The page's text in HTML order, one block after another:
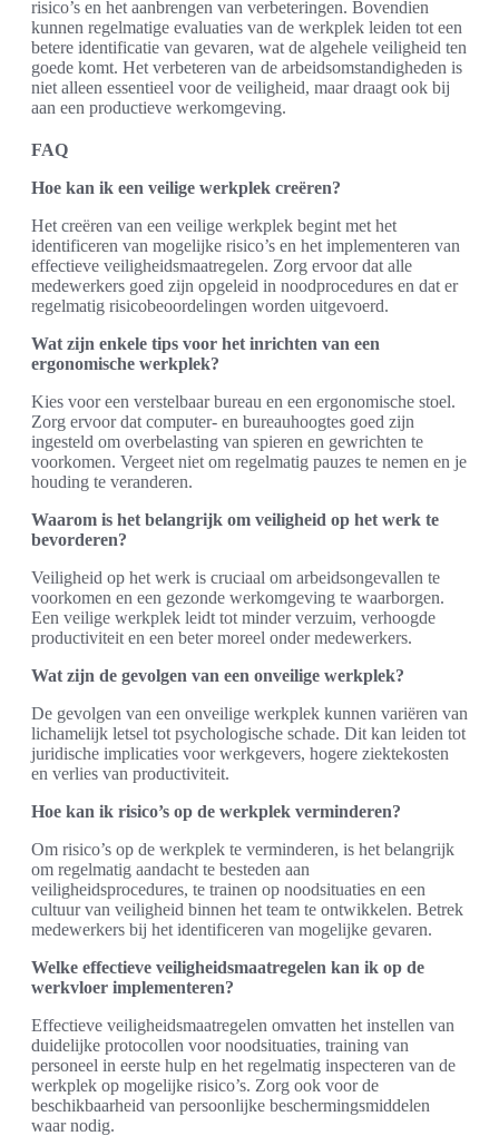
risico’s en het aanbrengen van verbeteringen. Bovendien
kunnen regelmatige evaluaties van de werkplek leiden tot een
betere identificatie van gevaren, wat de algehele veiligheid ten
goede komt. Het verbeteren van de arbeidsomstandigheden is
niet alleen essentieel voor de veiligheid, maar draagt ook bij
aan een productieve werkomgeving.
FAQ
Hoe kan ik een veilige werkplek creëren?
Het creëren van een veilige werkplek begint met het
identificeren van mogelijke risico’s en het implementeren van
effectieve veiligheidsmaatregelen. Zorg ervoor dat alle
medewerkers goed zijn opgeleid in noodprocedures en dat er
regelmatig risicobeoordelingen worden uitgevoerd.
Wat zijn enkele tips voor het inrichten van een
ergonomische werkplek?
Kies voor een verstelbaar bureau en een ergonomische stoel.
Zorg ervoor dat computer- en bureauhoogtes goed zijn
ingesteld om overbelasting van spieren en gewrichten te
voorkomen. Vergeet niet om regelmatig pauzes te nemen en je
houding te veranderen.
Waarom is het belangrijk om veiligheid op het werk te
bevorderen?
Veiligheid op het werk is cruciaal om arbeidsongevallen te
voorkomen en een gezonde werkomgeving te waarborgen.
Een veilige werkplek leidt tot minder verzuim, verhoogde
productiviteit en een beter moreel onder medewerkers.
Wat zijn de gevolgen van een onveilige werkplek?
De gevolgen van een onveilige werkplek kunnen variëren van
lichamelijk letsel tot psychologische schade. Dit kan leiden tot
juridische implicaties voor werkgevers, hogere ziektekosten
en verlies van productiviteit.
Hoe kan ik risico’s op de werkplek verminderen?
Om risico’s op de werkplek te verminderen, is het belangrijk
om regelmatig aandacht te besteden aan
veiligheidsprocedures, te trainen op noodsituaties en een
cultuur van veiligheid binnen het team te ontwikkelen. Betrek
medewerkers bij het identificeren van mogelijke gevaren.
Welke effectieve veiligheidsmaatregelen kan ik op de
werkvloer implementeren?
Effectieve veiligheidsmaatregelen omvatten het instellen van
duidelijke protocollen voor noodsituaties, training van
personeel in eerste hulp en het regelmatig inspecteren van de
werkplek op mogelijke risico’s. Zorg ook voor de
beschikbaarheid van persoonlijke beschermingsmiddelen
waar nodig.